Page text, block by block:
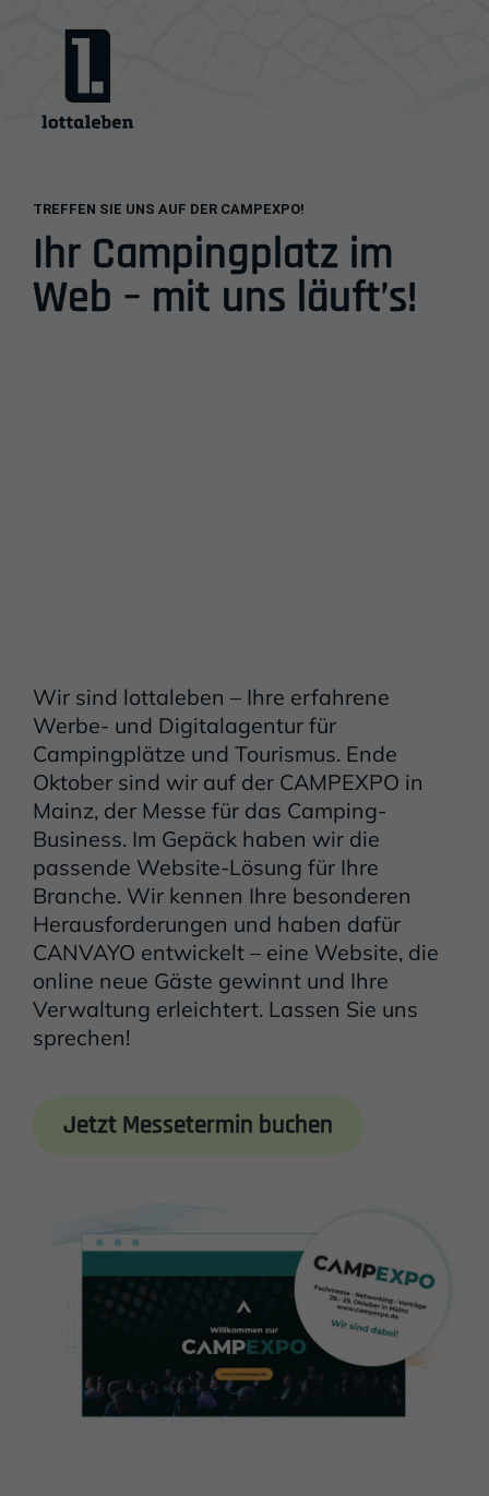
TREFFEN SIE UNS AUF DER CAMPEXPO!
Ihr Campingplatz im
Web – mit uns läuft’s!
Wir sind lottaleben – Ihre erfahrene
Werbe- und Digitalagentur für
Campingplätze und Tourismus. Ende
Oktober sind wir auf der CAMPEXPO in
Mainz, der Messe für das Camping-
Business. Im Gepäck haben wir die
passende Website-Lösung für Ihre
Branche. Wir kennen Ihre besonderen
Herausforderungen und haben dafür
CANVAYO entwickelt – eine Website, die
online neue Gäste gewinnt und Ihre
Verwaltung erleichtert. Lassen Sie uns
sprechen!
Jetzt Messetermin buchen